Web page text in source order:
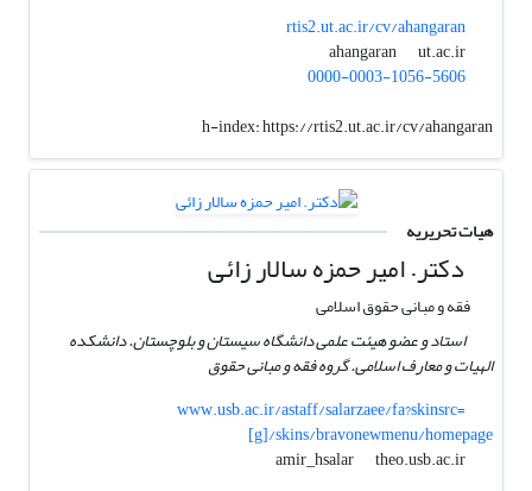
rtis2.ut.ac.ir/cv/ahangaran
ahangaran
ut.ac.ir
0000-0003-1056-5606
h-index:https://rtis2.ut.ac.ir/cv/ahangaran
هیات تحریریه
دکتر. امیر حمزه سالار زائی
فقه و مبانی حقوق اسلامی
استاد و عضو هیئت علمی دانشگاه سیستان و بلوچستان. دانشکده
الهیات و معارف اسلامی. گروه فقه و مبانی حقوق
www.usb.ac.ir/astaff/salarzaee/fa?skinsrc=
[g]/skins/bravonewmenu/homepage
amir_hsalar
theo.usb.ac.ir